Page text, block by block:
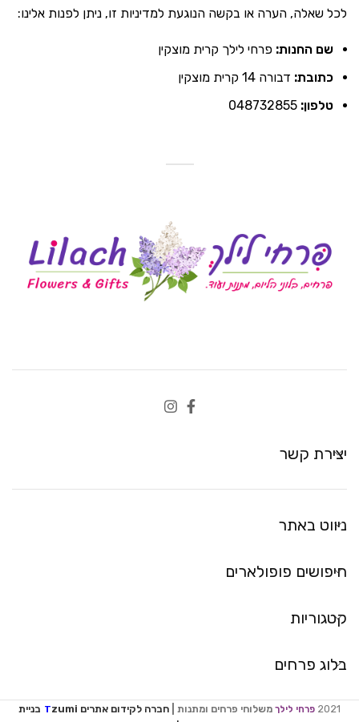
לכל שאלה, הערה או בקשה הנוגעת למדיניות זו, ניתן לפנות אלינו:
שם החנות: פרחי לילך קרית מוצקין
כתובת: דבורה 14 קרית מוצקין
טלפון:
יצירת קשר
ניווט באתר
חיפושים פופולארים
קטגוריות
בלוג פרחים
2021 פרחי לילך משלוחי פרחים ומתנות | חברה לקידום אתרים Tzumi
בניית